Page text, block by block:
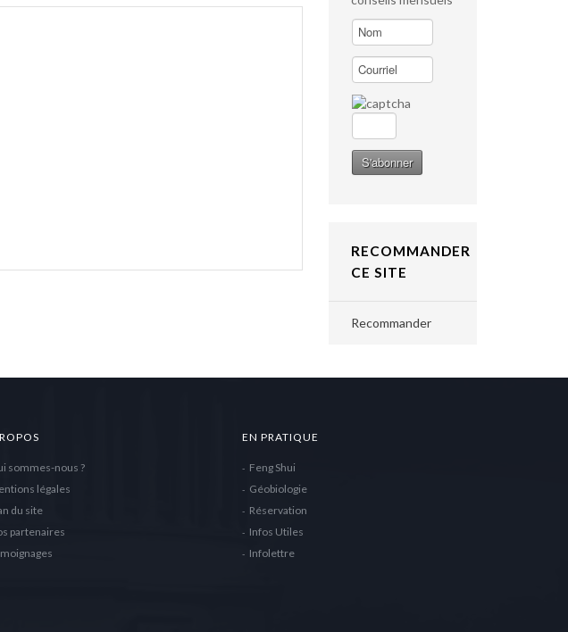
RECOMMANDER
CE SITE
Recommander
sommes-nous ?
légales
du site
partenaires
EN PRATIQUE
Feng Shui
Géobiologie
Réservation
Infos Utiles
Infolettre